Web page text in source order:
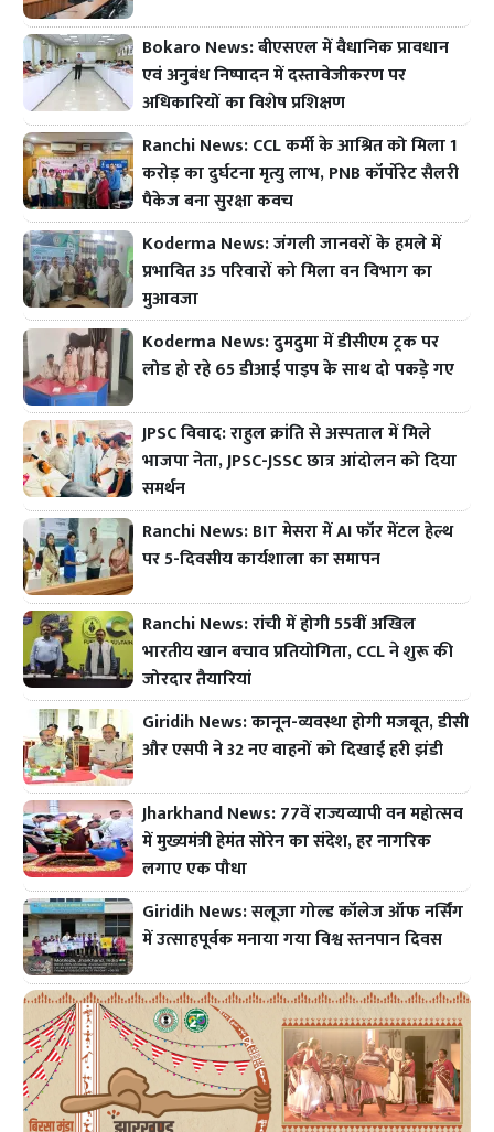
Bokaro News: बीएसएल में वैधानिक प्रावधान
एवं अनुबंध निष्पादन में दस्तावेजीकरण पर
अधिकारियों का विशेष प्रशिक्षण
Ranchi News: CCL कर्मी के आश्रित को मिला 1
करोड़ का दुर्घटना मृत्यु लाभ, PNB कॉर्पोरेट सैलरी
पैकेज बना सुरक्षा कवच
Koderma News: जंगली जानवरों के हमले में
प्रभावित 35 परिवारों को मिला वन विभाग का
मुआवजा
Koderma News: दुमदुमा में डीसीएम ट्रक पर
लोड हो रहे 65 डीआई पाइप के साथ दो पकड़े गए
JPSC विवाद: राहुल क्रांति से अस्पताल में मिले
भाजपा नेता, JPSC-JSSC छात्र आंदोलन को दिया
समर्थन
Ranchi News: BIT मेसरा में AI फॉर मेंटल हेल्थ
पर 5-दिवसीय कार्यशाला का समापन
Ranchi News: रांची में होगी 55वीं अखिल
भारतीय खान बचाव प्रतियोगिता, CCL ने शुरू की
जोरदार तैयारियां
Giridih News: कानून-व्यवस्था होगी मजबूत, डीसी
और एसपी ने 32 नए वाहनों को दिखाई हरी झंडी
Jharkhand News: 77वें राज्यव्यापी वन महोत्सव
में मुख्यमंत्री हेमंत सोरेन का संदेश, हर नागरिक
लगाए एक पौधा
Giridih News: सलूजा गोल्ड कॉलेज ऑफ नर्सिंग
में उत्साहपूर्वक मनाया गया विश्व स्तनपान दिवस